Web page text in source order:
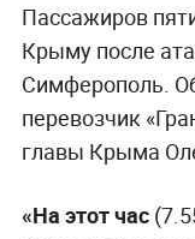
Пассажиров
Крыму после
Симферополь.
перевозчик
главы Крыма
«На этот час